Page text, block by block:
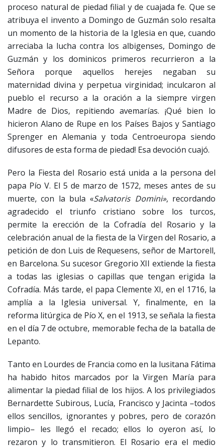
proceso natural de piedad filial y de cuajada fe. Que se
atribuya el invento a Domingo de Guzmán solo resalta
un momento de la historia de la Iglesia en que, cuando
arreciaba la lucha contra los albigenses, Domingo de
Guzmán y los dominicos primeros recurrieron a la
Señora porque aquellos herejes negaban su
maternidad divina y perpetua virginidad; inculcaron al
pueblo el recurso a la oración a la siempre virgen
Madre de Dios, repitiendo avemarías. ¡Qué bien lo
hicieron Alano de Rupe en los Países Bajos y Santiago
Sprenger en Alemania y toda Centroeuropa siendo
difusores de esta forma de piedad! Esa devoción cuajó.
Pero la Fiesta del Rosario está unida a la persona del
papa Pío V. El 5 de marzo de 1572, meses antes de su
muerte, con la bula «Salvatoris Domini», recordando
agradecido el triunfo cristiano sobre los turcos,
permite la erección de la Cofradía del Rosario y la
celebración anual de la fiesta de la Virgen del Rosario, a
petición de don Luis de Requesens, señor de Martorell,
en Barcelona. Su sucesor Gregorio XII extiende la fiesta
a todas las iglesias o capillas que tengan erigida la
Cofradía. Más tarde, el papa Clemente XI, en el 1716, la
amplía a la Iglesia universal. Y, finalmente, en la
reforma litúrgica de Pío X, en el 1913, se señala la fiesta
en el día 7 de octubre, memorable fecha de la batalla de
Lepanto.
Tanto en Lourdes de Francia como en la lusitana Fátima
ha habido hitos marcados por la Virgen María para
alimentar la piedad filial de los hijos. A los privilegiados
Bernardette Subirous, Lucía, Francisco y Jacinta –todos
ellos sencillos, ignorantes y pobres, pero de corazón
limpio– les llegó el recado; ellos lo oyeron así, lo
rezaron y lo transmitieron. El Rosario era el medio